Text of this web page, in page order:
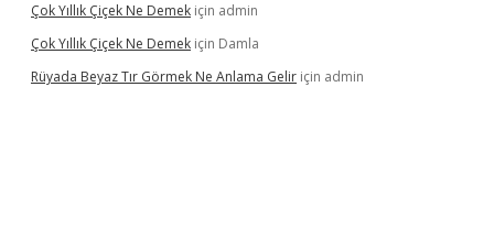
Çok Yıllık Çiçek Ne Demek için admin
Çok Yıllık Çiçek Ne Demek için Damla
Rüyada Beyaz Tır Görmek Ne Anlama Gelir için admin